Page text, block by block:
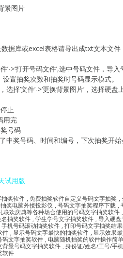
景图片
据库或excel表格请导出成txt文本文
’->‘打开号码文件’,选中号码文件，导
设置抽奖次数和抽奖时号码显示模式。
择’文件’->‘更换背景图片’，选择硬
止
用完
号码
中奖号码、时间和编号，下次抽奖开始
试用版
奖软件 , 免费抽奖软件自定义号码文字抽奖 ,
奖电脑外接投影仪 , 号码文字抽奖程序下载 ,
欢庆典等各种场合使用的号码文字抽奖软件 ,
名抽奖软件 , 学生学号文字抽奖软件 , 导入硬
手机号码滚动抽奖软件 , 打印号码文字抽奖结
件 , 显示号码文字最快的抽奖软件 , 显示效果
码文字抽奖软件 , 电脑随机抽奖的软件操作简
背景号码文字抽奖软件 , 身份证/姓名/工号/手
软件